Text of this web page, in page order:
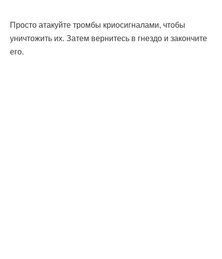
Просто атакуйте тромбы криосигналами, чтобы
уничтожить их. Затем вернитесь в гнездо и закончите
его.